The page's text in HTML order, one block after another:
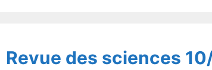
Revue des sciences